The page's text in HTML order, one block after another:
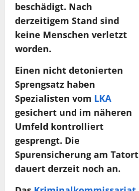
beschädigt. Nach
derzeitigem Stand sind
keine Menschen verletzt
worden.
Einen nicht detonierten
Sprengsatz haben
Spezialisten vom LKA
gesichert und im näheren
Umfeld kontrolliert
gesprengt. Die
Spurensicherung am Tatort
dauert derzeit noch an.